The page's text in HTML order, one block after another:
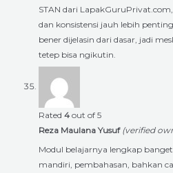
STAN dari
dan konsistensi jauh lebih
bener dijelasin dari dasar, jadi
tetep bisa ngikutin.
Rated 4 out of 5
Reza Maulana Yusuf (verified
Modul belajarnya lengkap
mandiri, pembahasan, bahkan